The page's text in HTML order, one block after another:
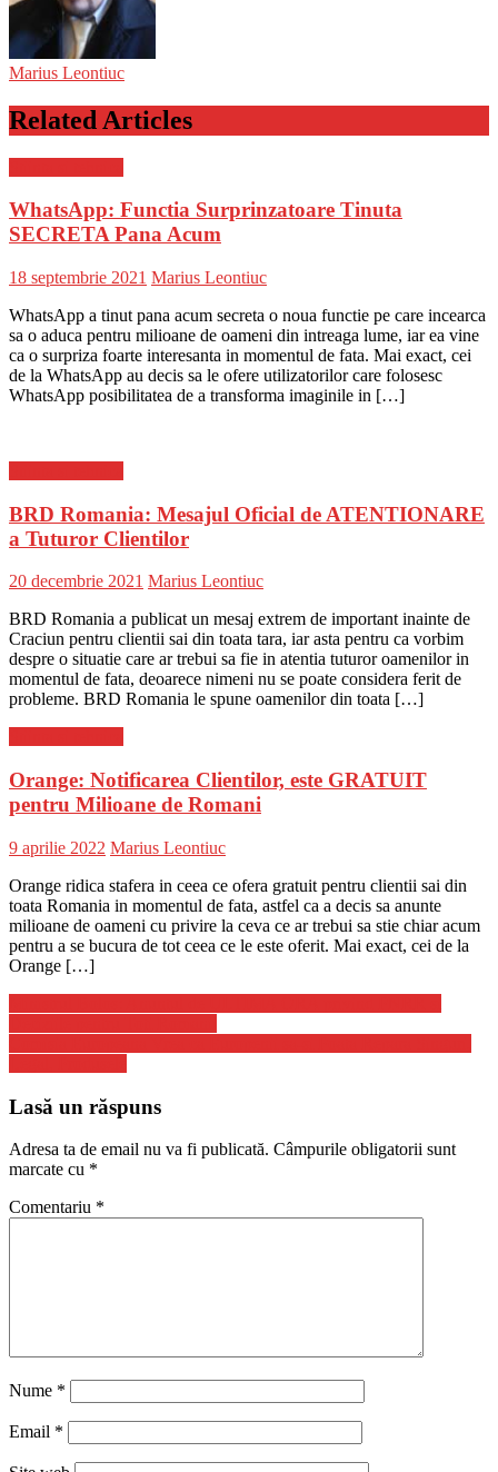
Marius Leontiuc
Related Articles
WhatsApp: Functia Surprinzatoare Tinuta
SECRETA Pana Acum
Posted
18 septembrie 2021 Author
Marius Leontiuc
WhatsApp a tinut pana acum secreta o noua functie pe care incearca
sa o aduca pentru milioane de oameni din intreaga lume, iar ea vine
ca o surpriza foarte interesanta in momentul de fata. Mai exact, cei
de la WhatsApp au decis sa le ofere utilizatorilor care folosesc
WhatsApp posibilitatea de a transforma imaginile in […]
BRD Romania: Mesajul Oficial de ATENTIONARE
a Tuturor Clientilor
Posted
20 decembrie 2021 Author
Marius Leontiuc
BRD Romania a publicat un mesaj extrem de important inainte de
Craciun pentru clientii sai din toata tara, iar asta pentru ca vorbim
despre o situatie care ar trebui sa fie in atentia tuturor oamenilor in
momentul de fata, deoarece nimeni nu se poate considera ferit de
probleme. BRD Romania le spune oamenilor din toata […]
Orange: Notificarea Clientilor, este GRATUIT
pentru Milioane de Romani
Posted
9 aprilie 2022 Author
Marius Leontiuc
Orange ridica stafera in ceea ce ofera gratuit pentru clientii sai din
toata Romania in momentul de fata, astfel ca a decis sa anunte
milioane de oameni cu privire la ceva ce ar trebui sa stie chiar acum
pentru a se bucura de tot ceea ce le este oferit. Mai exact, cei de la
Orange […]
Navigare
în
articole
Lasă un răspuns
Adresa ta de email nu va fi publicată. Câmpurile obligatorii sunt
marcate cu *
Comentariu *
Nume *
Email *